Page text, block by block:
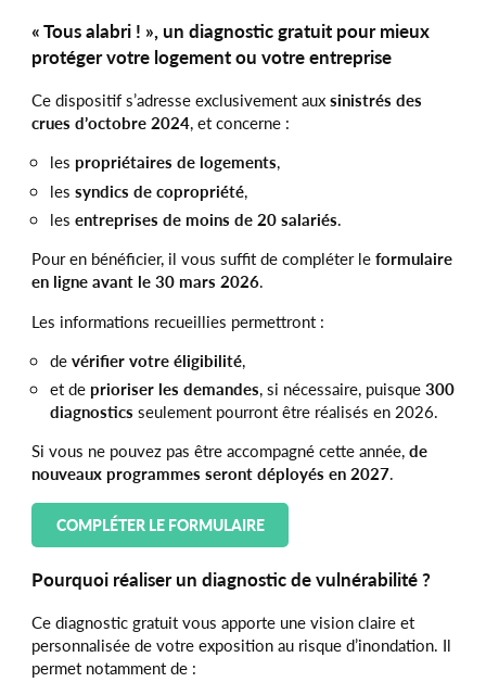
« Tous alabri ! », un diagnostic gratuit pour mieux
protéger votre logement ou votre entreprise
Ce dispositif s’adresse exclusivement auxsinistrés des
crues d’octobre 2024, et concerne :
les propriétaires de logements,
les syndics de copropriété,
les entreprises de moins de 20 salariés.
Pour en bénéficier, il vous suffit de compléter leformulaire
en ligne avant le 30 mars 2026.
Les informations recueillies permettront :
devérifier votre éligibilité,
et de prioriser les demandes, si nécessaire, puisque300
diagnostics seulement pourront être réalisés en 2026.
Si vous ne pouvez pas être accompagné cette année,de
nouveaux programmes seront déployés en 2027.
COMPLÉTER LE FORMULAIRE
Pourquoi réaliser un diagnostic de vulnérabilité ?
Ce diagnostic gratuit vous apporte une vision claire et
personnalisée de votre exposition au risque d’inondation. Il
permet notamment de :